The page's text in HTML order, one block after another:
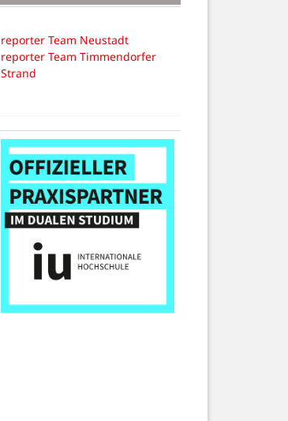
reporter Team Neustadt
reporter Team Timmendorfer
Strand